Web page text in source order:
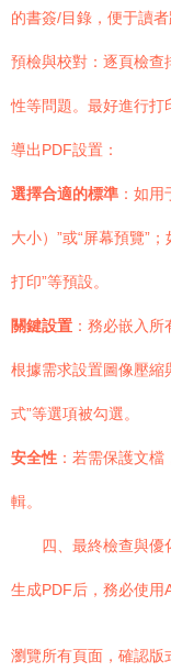
的書簽/目錄，便于讀者
預檢與校對：逐頁檢查
性等問題。最好進行打
導出PDF設置：
選擇合適的標準 ：如
大小）”或“屏幕預覽”
打印”等預設。
關鍵設置 ：務必嵌入
根據需求設置圖像壓縮
式”等選項被勾選。
安全性 ：若需保護文
輯。
四、最終檢查與優
生成PDF后，務必使用
瀏覽所有頁面，確認版